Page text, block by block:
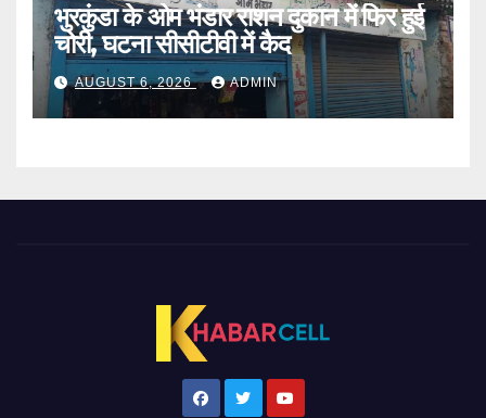
भुरकुंडा के ओम भंडार राशन दुकान में फिर हुई
चोरी, घटना सीसीटीवी में कैद
AUGUST 6, 2026 ADMIN